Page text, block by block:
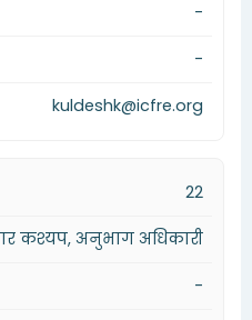
-
-
kuldeshk@icfre.org
22
कश्यप, अनुभाग अधिकारी
-